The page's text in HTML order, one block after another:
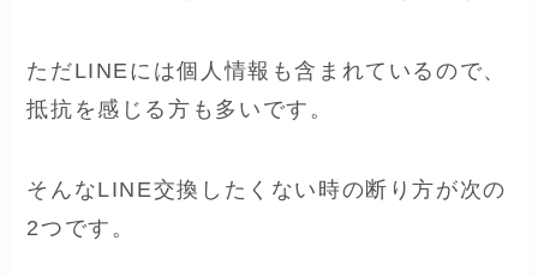
ただLINEには個人情報も含まれているので、
抵抗を感じる方も多いです。
そんなLINE交換したくない時の断り方が次の
2つです。